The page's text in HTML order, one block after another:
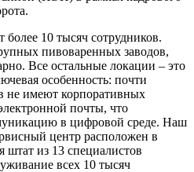
10 тысяч сотрудников.
пивоваренных заводов,
Все остальные локации – это
особенность: почти
не имеют корпоративных
почты, что
в цифровой среде. Наш
центр расположен в
штат из 13 специалистов
всех 10 тысяч